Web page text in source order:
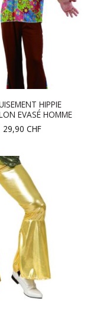
HIPPIE
EVASÉ HOMME
29,90 CHF